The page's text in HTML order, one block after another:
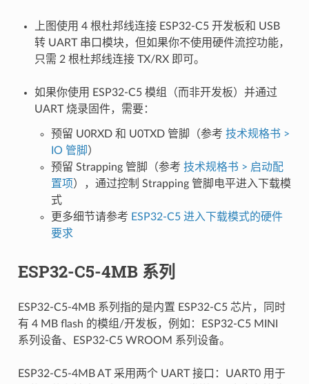
上图使用 4 根杜邦线连接 ESP32-C5 开发板和 USB
转 UART 串口模块，但如果你不使用硬件流控功能，
只需 2 根杜邦线连接 TX/RX 即可。
如果你使用 ESP32-C5 模组（而非开发板）并通过
UART 烧录固件，需要：
预留 U0RXD 和 U0TXD 管脚（参考 技术规格书 >
IO 管脚）
预留 Strapping 管脚（参考 技术规格书 > 启动配
置项），通过控制 Strapping 管脚电平进入下载模
式
更多细节请参考 ESP32-C5 进入下载模式的硬件
要求
ESP32-C5-4MB 系列
ESP32-C5-4MB 系列指的是内置 ESP32-C5 芯片，同时
有 4 MB flash 的模组/开发板，例如：ESP32-C5 MINI
系列设备、ESP32-C5 WROOM 系列设备。
ESP32-C5-4MB AT 采用两个 UART 接口：UART0 用于